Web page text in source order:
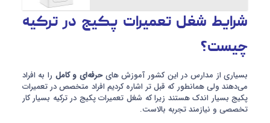
شرایط شغل تعمیرات پکیج در ترکیه
چیست؟
بسیاری از مدارس در این کشور آموزش هایحرفه‌ای و کامل را به افراد
می‌دهند ولی همانطور که قبل تر اشاره کردیم افراد متخصص در تعمیرات
پکیج بسیار اندک هستند زیرا که شغل تعمیرات پکیج در ترکیه بسیار کار
تخصصی و نیازمند تجربه بالاست.